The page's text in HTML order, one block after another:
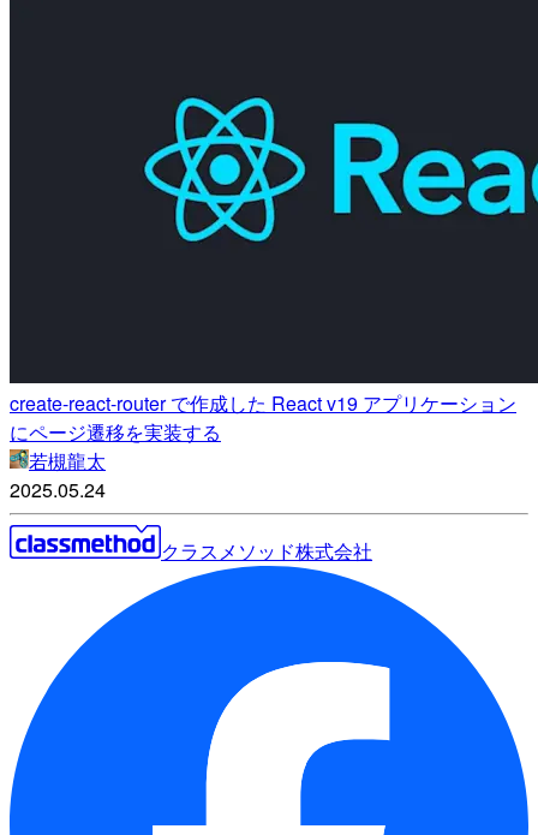
create-react-router で作成した React v19 アプリケーション
にページ遷移を実装する
若槻龍太
2025.05.24
クラスメソッド株式会社